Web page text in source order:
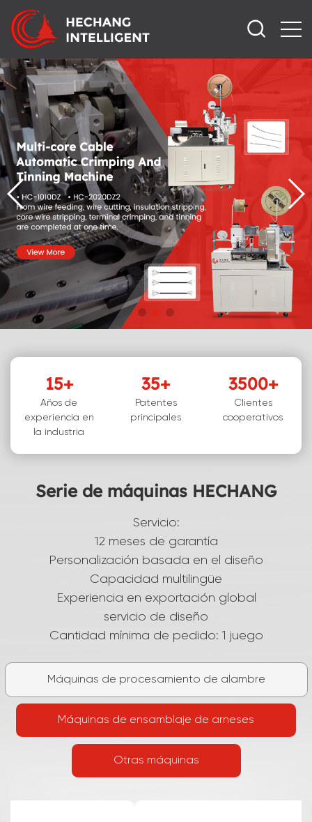
15+
Años de
experiencia en
la industria
35+
Patentes
principales
3500+
Clientes
cooperativos
Serie de máquinas HECHANG
Servicio:
12 meses de garantía
Personalización basada en el diseño
Capacidad multilingüe
Experiencia en exportación global
servicio de diseño
Cantidad mínima de pedido: 1 juego
Máquinas de procesamiento de alambre
Máquinas de ensamblaje de arneses
Otras máquinas